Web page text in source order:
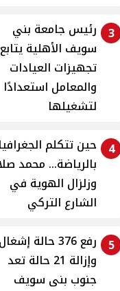
3 رئيس جامعة بني
سويف الأهلية يتابع
تجهيزات العيادات
والمعامل استعدادًا
لتشغيلها
4
حين تتكلم الجغرافيا
بالرياضة... محمد
وزلزال الهوية في
الشارع التركي
5
رفع 376 حالة إشغال
وإزالة 21 حالة تعد
جنوب بنى سويف